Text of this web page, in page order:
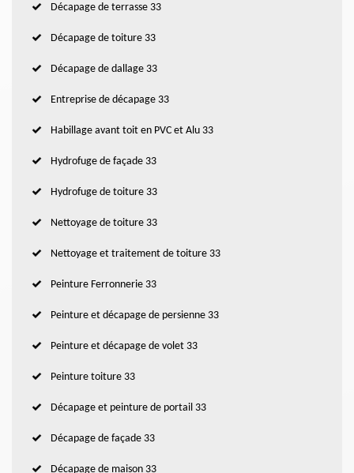
Décapage de terrasse 33
Décapage de toiture 33
Décapage de dallage 33
Entreprise de décapage 33
Habillage avant toit en PVC et Alu 33
Hydrofuge de façade 33
Hydrofuge de toiture 33
Nettoyage de toiture 33
Nettoyage et traitement de toiture 33
Peinture Ferronnerie 33
Peinture et décapage de persienne 33
Peinture et décapage de volet 33
Peinture toiture 33
Décapage et peinture de portail 33
Décapage de façade 33
Décapage de maison 33